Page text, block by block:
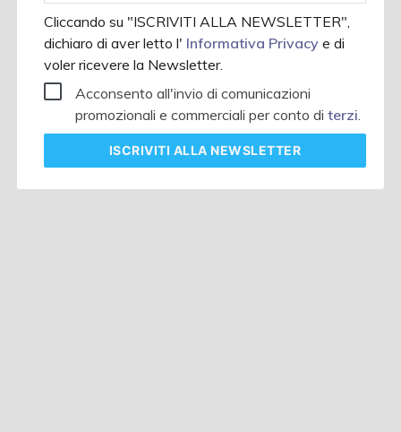
Cliccando su "ISCRIVITI ALLA NEWSLETTER",
dichiaro di aver letto l' Informativa Privacye di
voler ricevere la Newsletter.
Acconsento all'invio di comunicazioni
promozionali e commerciali per conto diterzi
ISCRIVITI ALLA NEWSLETTER